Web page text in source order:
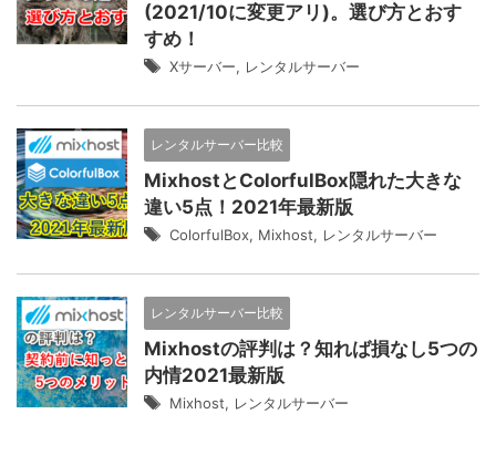
(2021/10に変更アリ)。選び方とおす
すめ！
Xサーバー, レンタルサーバー
レンタルサーバー比較
MixhostとColorfulBox隠れた大きな
違い5点！2021年最新版
ColorfulBox, Mixhost, レンタルサーバー
レンタルサーバー比較
Mixhostの評判は？知れば損なし5つの
内情2021最新版
Mixhost, レンタルサーバー